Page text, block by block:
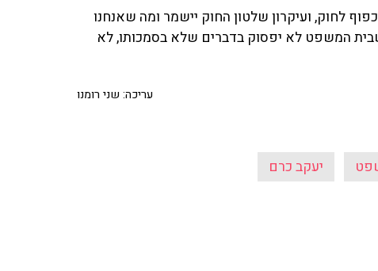
לחוק, ועיקרון שלטון החוק יישמר ומה שאנחנו
המשפט לא יפסוק בדברים שלא בסמכותו, לא
עריכה: שני רומנו
יעקב כרם